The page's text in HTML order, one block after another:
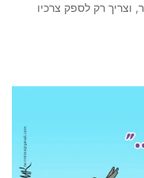
וצריך רק לספק צרכיו